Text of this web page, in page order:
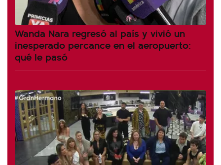
Wanda Nara regresó al país y vivió un
inesperado percance en el aeropuerto:
qué le pasó